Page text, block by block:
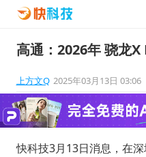
高通：2026年 骁龙X
上方文Q 2025年03月13日 03:06
快科技3月13日消息，在